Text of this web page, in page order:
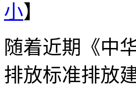
小】
随着近期《中
排放标准排放